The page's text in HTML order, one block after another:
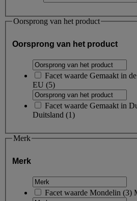
Oorsprong van het product
Oorsprong van het product
Facet waarde Gemaakt in
EU (5)
Facet waarde Gemaakt in
Duitsland (1)
Merk
Merk
Facet waarde Mondelin (3)